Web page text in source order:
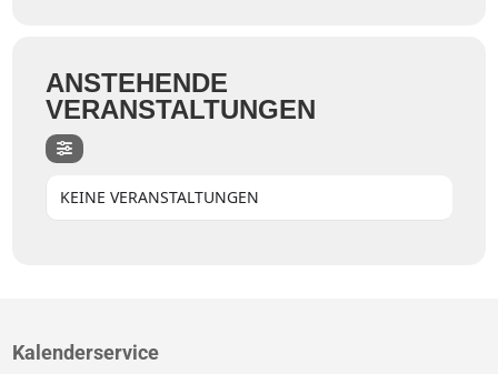
ANSTEHENDE
VERANSTALTUNGEN
KEINE VERANSTALTUNGEN
Kalenderservice